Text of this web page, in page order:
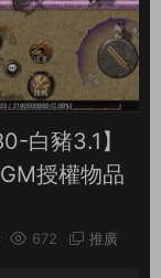
白豬3.1】
授權物品
672 推廣